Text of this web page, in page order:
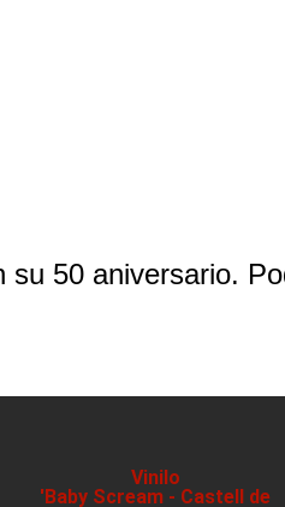
50 aniversario.
Vinilo
'Baby Scream - Castell de